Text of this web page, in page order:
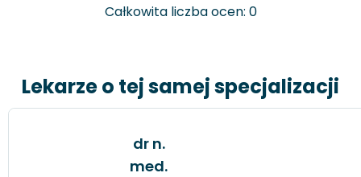
Całkowita liczba ocen: 0
Lekarze o tej samej specjalizacji
dr n.
med.